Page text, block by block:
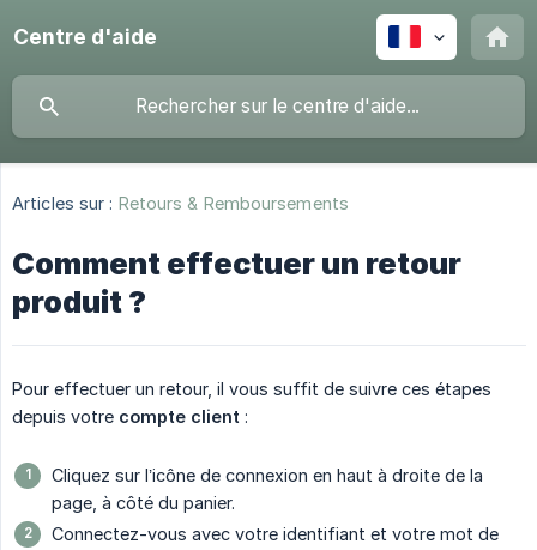
Centre d'aide
Articles sur : Retours & Remboursements
Comment effectuer un retour
produit ?
Pour effectuer un retour, il vous suffit de suivre ces étapes
depuis votre compte client :
Cliquez sur l’icône de connexion en haut à droite de la
page, à côté du panier.
Connectez-vous avec votre identifiant et votre mot de